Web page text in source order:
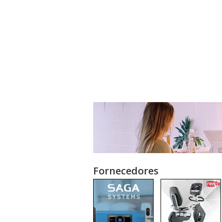
Fornecedores